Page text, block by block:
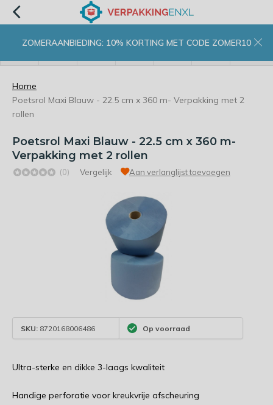
ZOMERAANBIEDING: 10% KORTING MET CODE ZOMER10
Home
Poetsrol Maxi Blauw - 22.5 cm x 360 m- Verpakking met 2
rollen
Poetsrol Maxi Blauw - 22.5 cm x 360 m-
Verpakking met 2 rollen
(0) Vergelijk Aan verlanglijst toevoegen
SKU: 8720168006486 Op voorraad
Ultra-sterke en dikke 3-laags kwaliteit
Handige perforatie voor kreukvrije afscheuring